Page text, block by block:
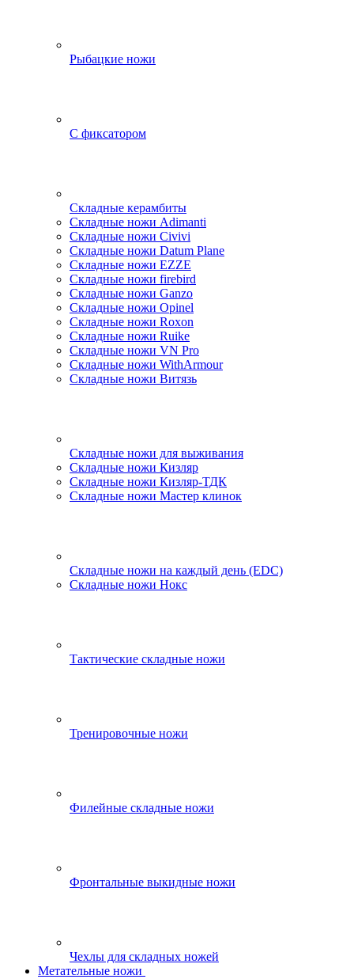
Рыбацкие ножи
С фиксатором
Складные керамбиты
Складные ножи Adimanti
Складные ножи Civivi
Складные ножи Datum Plane
Складные ножи EZZE
Складные ножи firebird
Складные ножи Ganzo
Складные ножи Opinel
Складные ножи Roxon
Складные ножи Ruike
Складные ножи VN Pro
Складные ножи WithArmour
Складные ножи Витязь
Складные ножи для выживания
Складные ножи Кизляр
Складные ножи Кизляр-ТДК
Складные ножи Мастер клинок
Складные ножи на каждый день (EDC)
Складные ножи Нокс
Тактические складные ножи
Тренировочные ножи
Филейные складные ножи
Фронтальные выкидные ножи
Чехлы для складных ножей
Метательные ножи